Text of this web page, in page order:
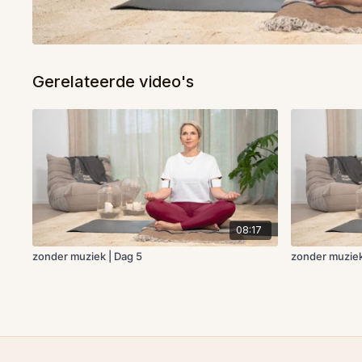
Gerelateerde video's
08:17
zonder muziek | Dag 5 zonder